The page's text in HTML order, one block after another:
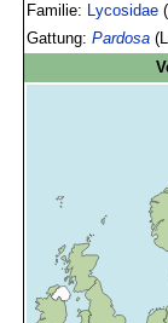
Familie:
Lycosidae
Gattung:Pardosa